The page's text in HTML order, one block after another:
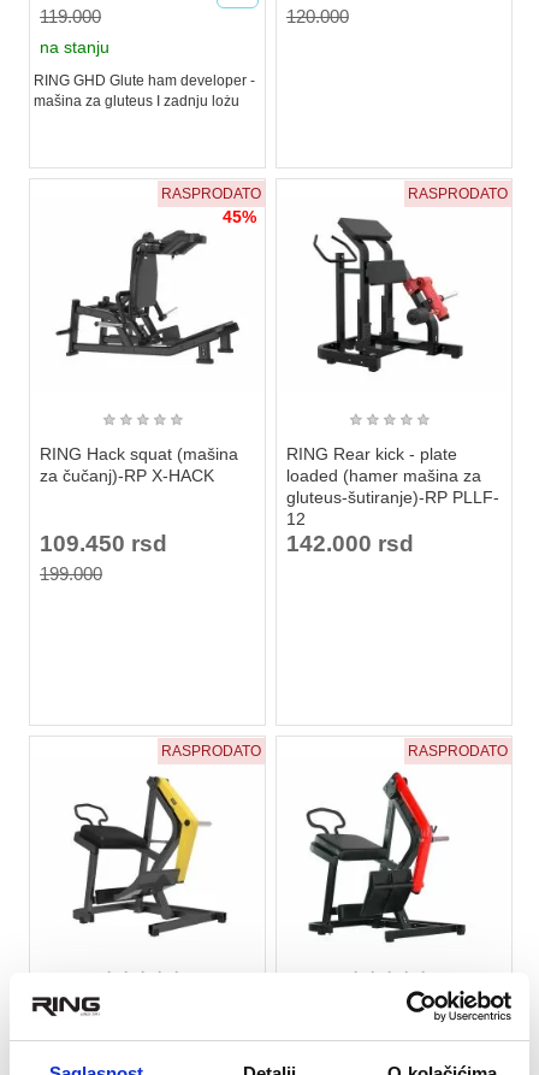
119.000
na stanju
RING GHD Glute ham developer -
mašina za gluteus I zadnju lożu
120.000
RASPRODATO
45%
★ ★ ★ ★ ★
RING Hack squat (mašina
za čučanj)-RP X-HACK
109.450 rsd
199.000
RASPRODATO
★ ★ ★ ★ ★
RING Rear kick - plate
loaded (hamer mašina za
gluteus-šutiranje)-RP PLLF-
12
142.000 rsd
RASPRODATO
★ ★ ★ ★ ★
RING Rear kick - plate
RASPRODATO
★ ★ ★ ★ ★
RING Rear kick - plate